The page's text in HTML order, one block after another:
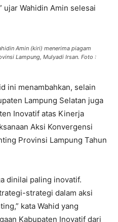
ujar Wahidin Amin selesai
Amin (kiri) menerima piagam
Lampung, Mulyadi Irsan. Foto :
ini menambahkan, selain
Lampung Selatan juga
Inovatif atas Kinerja
Aksi Konvergensi
Provinsi Lampung Tahun
dinilai paling inovatif.
strategi dalam aksi
kata Wahid yang
Kabupaten Inovatif dari